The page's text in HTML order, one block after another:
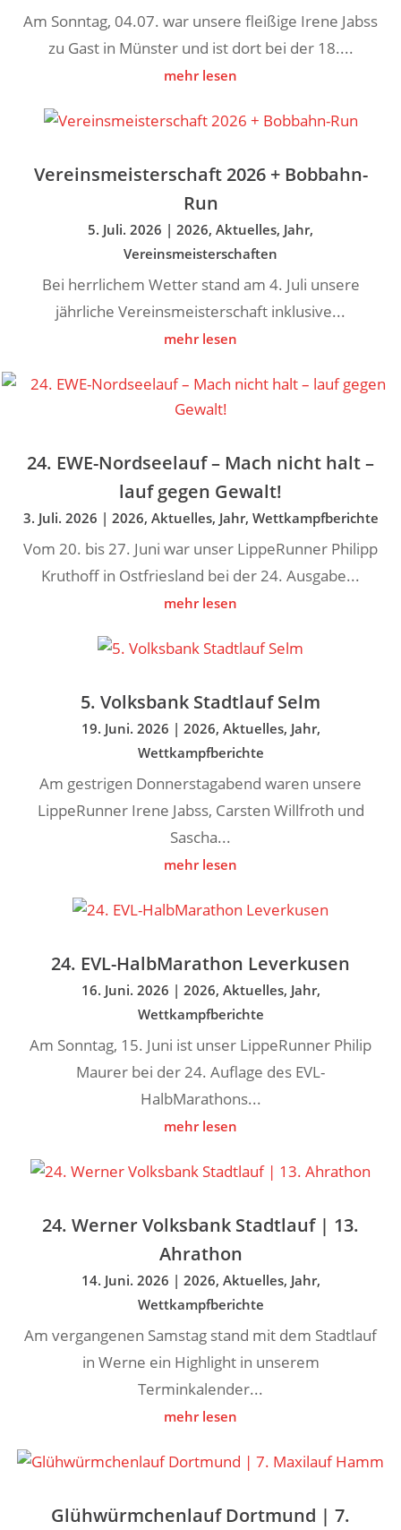
Am Sonntag, 04.07. war unsere fleißige Irene Jabss
zu Gast in Münster und ist dort bei der 18....
mehr lesen
Vereinsmeisterschaft 2026 + Bobbahn-
Run
5. Juli. 2026 | 2026, Aktuelles, Jahr,
Vereinsmeisterschaften
Bei herrlichem Wetter stand am 4. Juli unsere
jährliche Vereinsmeisterschaft inklusive...
mehr lesen
24. EWE-Nordseelauf – Mach nicht halt –
lauf gegen Gewalt!
3. Juli. 2026 | 2026, Aktuelles, Jahr, Wettkampfberichte
Vom 20. bis 27. Juni war unser LippeRunner Philipp
Kruthoff in Ostfriesland bei der 24. Ausgabe...
mehr lesen
5. Volksbank Stadtlauf Selm
19. Juni. 2026 | 2026, Aktuelles, Jahr,
Wettkampfberichte
Am gestrigen Donnerstagabend waren unsere
LippeRunner Irene Jabss, Carsten Willfroth und
Sascha...
mehr lesen
24. EVL-HalbMarathon Leverkusen
16. Juni. 2026 | 2026, Aktuelles, Jahr,
Wettkampfberichte
Am Sonntag, 15. Juni ist unser LippeRunner Philip
Maurer bei der 24. Auflage des EVL-
HalbMarathons...
mehr lesen
24. Werner Volksbank Stadtlauf | 13.
Ahrathon
14. Juni. 2026 | 2026, Aktuelles, Jahr,
Wettkampfberichte
Am vergangenen Samstag stand mit dem Stadtlauf
in Werne ein Highlight in unserem
Terminkalender...
mehr lesen
Glühwürmchenlauf Dortmund | 7.